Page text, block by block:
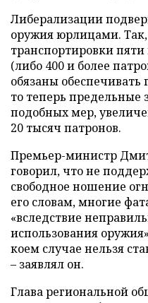
Либерализации
оружия юрлицами.
транспортировки
(либо 400 и более
обязаны обеспечивать
то теперь
подобных мер,
20 тысяч патронов.
Премьер-министр
говорил, что не
свободное ношение
его словам, многие
«вследствие
использования
коем случае нельзя
– заявлял он.
Глава региональной